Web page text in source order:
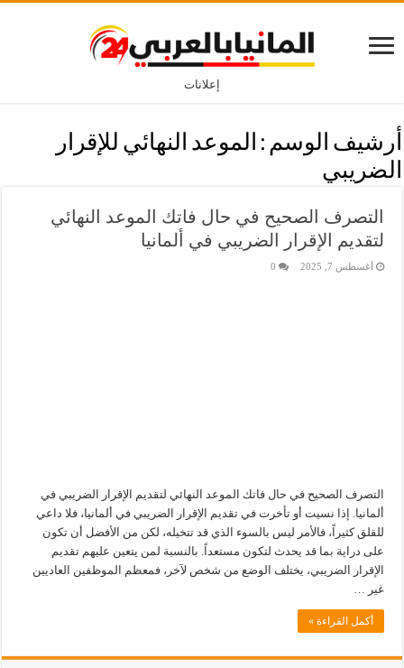
إعلانات
أرشيف الوسم : الموعد النهائي للإقرار
الضريبي
التصرف الصحيح في حال فاتك الموعد النهائي
لتقديم الإقرار الضريبي في ألمانيا
أغسطس 7, 2025 0
التصرف الصحيح في حال فاتك الموعد النهائي لتقديم الإقرار الضريبي في
ألمانيا. إذا نسيت أو تأخرت في تقديم الإقرار الضريبي في ألمانيا، فلا داعي
للقلق كثيراً، فالأمر ليس بالسوء الذي قد تتخيله، لكن من الأفضل أن تكون
على دراية بما قد يحدث لتكون مستعداً. بالنسبة لمن يتعين عليهم تقديم
الإقرار الضريبي، يختلف الوضع من شخص لآخر، فمعظم الموظفين العاديين
غير …
أكمل القراءة »